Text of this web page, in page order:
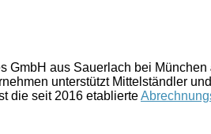
GmbH aus Sauerlach bei München
unterstützt Mittelständler
die seit 2016 etablierte